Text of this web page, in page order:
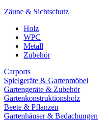
Zäune & Sichtschutz
Holz
WPC
Metall
Zubehör
Carports
Spielgeräte & Gartenmöbel
Gartengeräte & Zubehör
Gartenkonstruktionsholz
Beete & Pflanzen
Gartenhäuser & Bedachungen